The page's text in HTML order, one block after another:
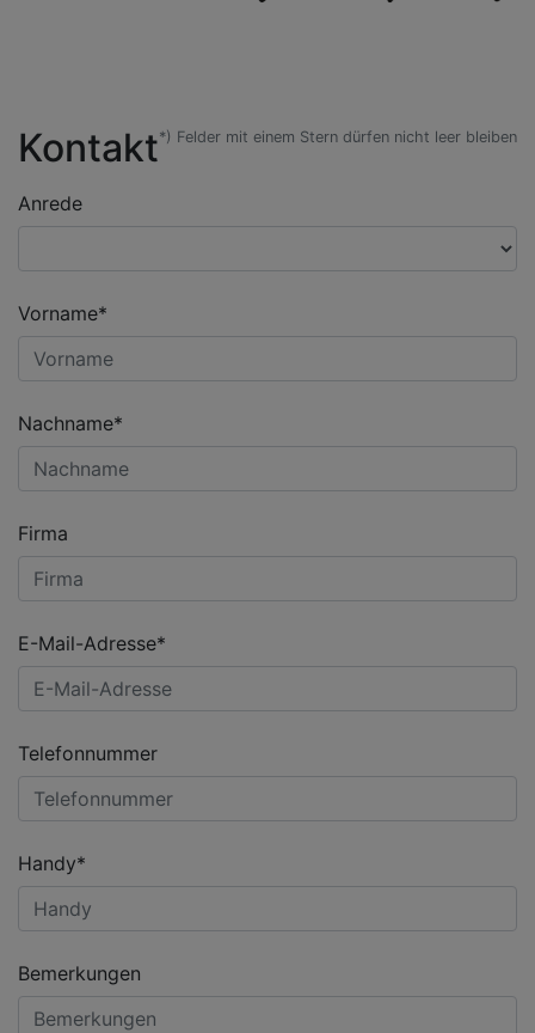
*) Felder mit einem Stern dürfen nicht leer bleiben
Kontakt
Anrede
Vorname*
Nachname*
Firma
E-Mail-Adresse*
Telefonnummer
Handy*
Bemerkungen